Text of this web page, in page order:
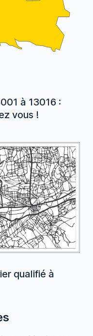
à 13016 :
vous !
qualifié à